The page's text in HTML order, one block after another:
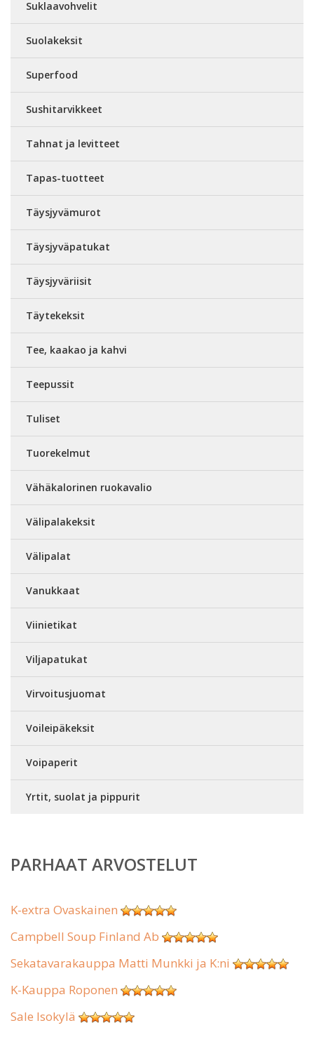
Suklaavohvelit
Suolakeksit
Superfood
Sushitarvikkeet
Tahnat ja levitteet
Tapas-tuotteet
Täysjyvämurot
Täysjyväpatukat
Täysjyväriisit
Täytekeksit
Tee, kaakao ja kahvi
Teepussit
Tuliset
Tuorekelmut
Vähäkalorinen ruokavalio
Välipalakeksit
Välipalat
Vanukkaat
Viinietikat
Viljapatukat
Virvoitusjuomat
Voileipäkeksit
Voipaperit
Yrtit, suolat ja pippurit
PARHAAT ARVOSTELUT
K-extra Ovaskainen
Campbell Soup Finland Ab
Sekatavarakauppa Matti Munkki ja K:ni
K-Kauppa Roponen
Sale Isokylä